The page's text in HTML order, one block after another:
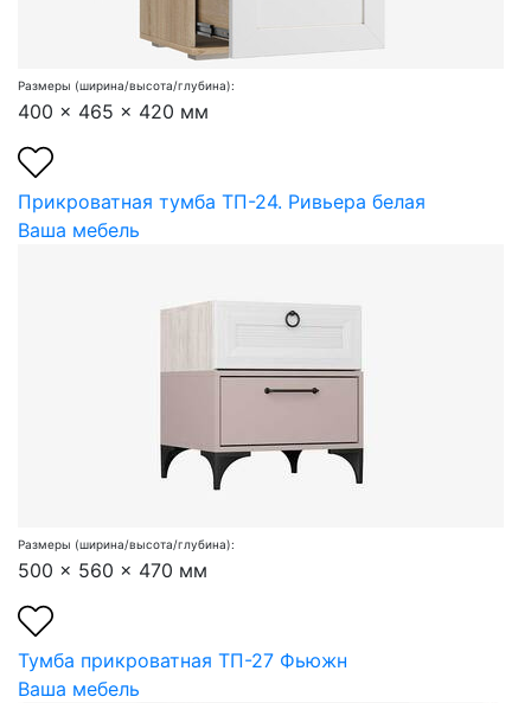
Размеры (ширина/высота/глубина):
400 x 465 x 420 мм
Прикроватная тумба ТП-24. Ривьера белая
Ваша мебель
Размеры (ширина/высота/глубина):
500 x 560 x 470 мм
Тумба прикроватная ТП-27 Фьюжн
Ваша мебель